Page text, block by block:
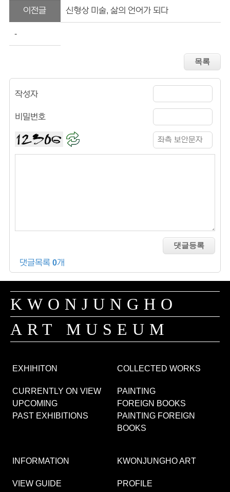
이전글 신형상 미술, 삶의 언어가 되다
-
작성자
비밀번호
댓글목록 0개
KWONJUNGHO
ART MUSEUM
EXHIHITON
CURRENTLY ON VIEW
UPCOMING
PAST EXHIBITIONS
COLLECTED WORKS
PAINTING
FOREIGN BOOKS
PAINTING FOREIGN
BOOKS
INFORMATION
VIEW GUIDE
KWONJUNGHO ART
PROFILE